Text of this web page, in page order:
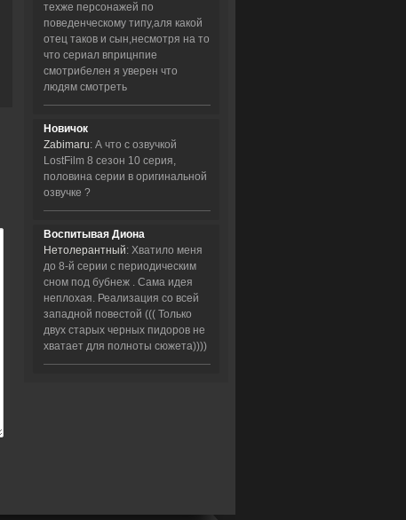
техже персонажей по
поведенческому типу,аля какой
отец таков и сын,несмотря на то
что сериал вприцнпие
смотрибелен я уверен что
людям смотреть
Новичок
Zabimaru: А что с озвучкой
LostFilm 8 сезон 10 серия,
половина серии в оригинальной
озвучке ?
Воспитывая Диона
Нетолерантный: Хватило меня
до 8-й серии с периодическим
сном под бубнеж . Сама идея
неплохая. Реализация со всей
западной повестой ((( Только
двух старых черных пидоров не
хватает для полноты сюжета))))